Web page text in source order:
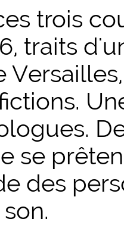
trois
traits
Versailles
se
des